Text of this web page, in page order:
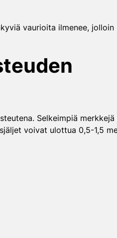
vaurioita ilmenee, jolloin
Selkeimpiä merkkejä
voivat ulottua 0,5-1,5